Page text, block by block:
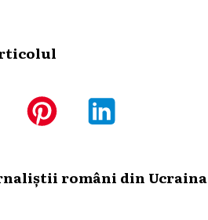
români din Ucraina